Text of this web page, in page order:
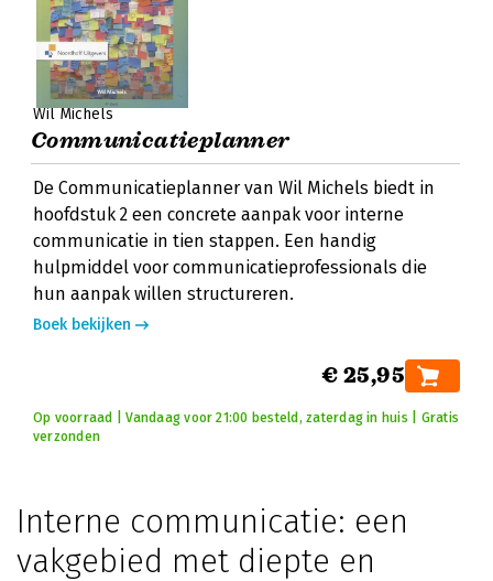
Wil Michels
Communicatieplanner
De Communicatieplanner van Wil Michels biedt in
hoofdstuk 2 een concrete aanpak voor interne
communicatie in tien stappen. Een handig
hulpmiddel voor communicatieprofessionals die
hun aanpak willen structureren.
Boek bekijken
€ 25,95
Op voorraad | Vandaag voor 21:00 besteld, zaterdag in huis | Gratis
verzonden
Interne communicatie: een
vakgebied met diepte en